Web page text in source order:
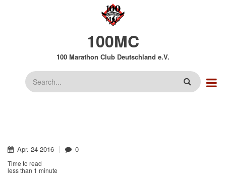
100MC
100 Marathon Club Deutschland e.V.
Suche
Apr. 24 2016 0
Time to read
less than 1 minute